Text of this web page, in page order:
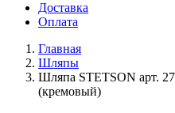
Доставка
Оплата
Главная
Шляпы
Шляпа STETSON арт.
(кремовый)